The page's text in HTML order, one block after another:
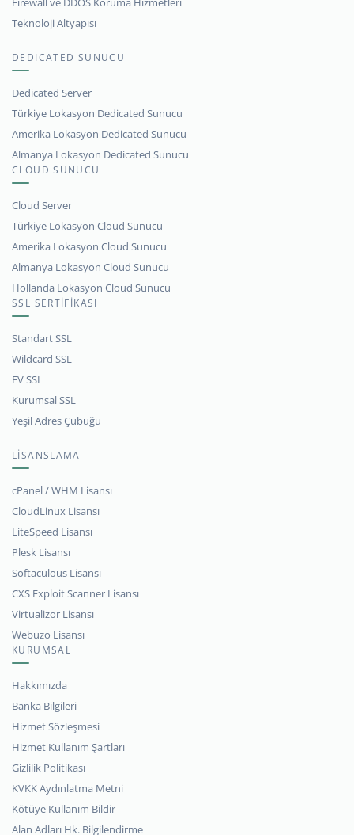
Teknoloji Altyapısı
DEDICATED SUNUCU
Dedicated Server
Türkiye Lokasyon Dedicated Sunucu
Amerika Lokasyon Dedicated Sunucu
Almanya Lokasyon Dedicated Sunucu
CLOUD SUNUCU
Cloud Server
Türkiye Lokasyon Cloud Sunucu
Amerika Lokasyon Cloud Sunucu
Almanya Lokasyon Cloud Sunucu
Hollanda Lokasyon Cloud Sunucu
SSL SERTİFİKASI
Standart SSL
Wildcard SSL
EV SSL
Kurumsal SSL
Yeşil Adres Çubuğu
LİSANSLAMA
cPanel / WHM Lisansı
CloudLinux Lisansı
LiteSpeed Lisansı
Plesk Lisansı
Softaculous Lisansı
CXS Exploit Scanner Lisansı
Virtualizor Lisansı
Webuzo Lisansı
KURUMSAL
Hakkımızda
Banka Bilgileri
Hizmet Sözleşmesi
Hizmet Kullanım Şartları
Gizlilik Politikası
KVKK Aydınlatma Metni
Kötüye Kullanım Bildir
Alan Adları Hk. Bilgilendirme